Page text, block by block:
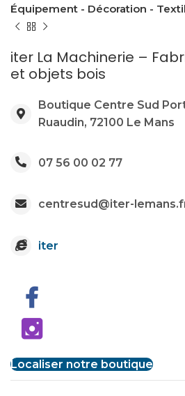
Équipement - Décoration -
iter La Machinerie –
et objets bois
Boutique Centre Sud
Ruaudin, 72100 Le Mans
07 56 00 02 77
centresud@iter-
iter
Localiser notre boutique